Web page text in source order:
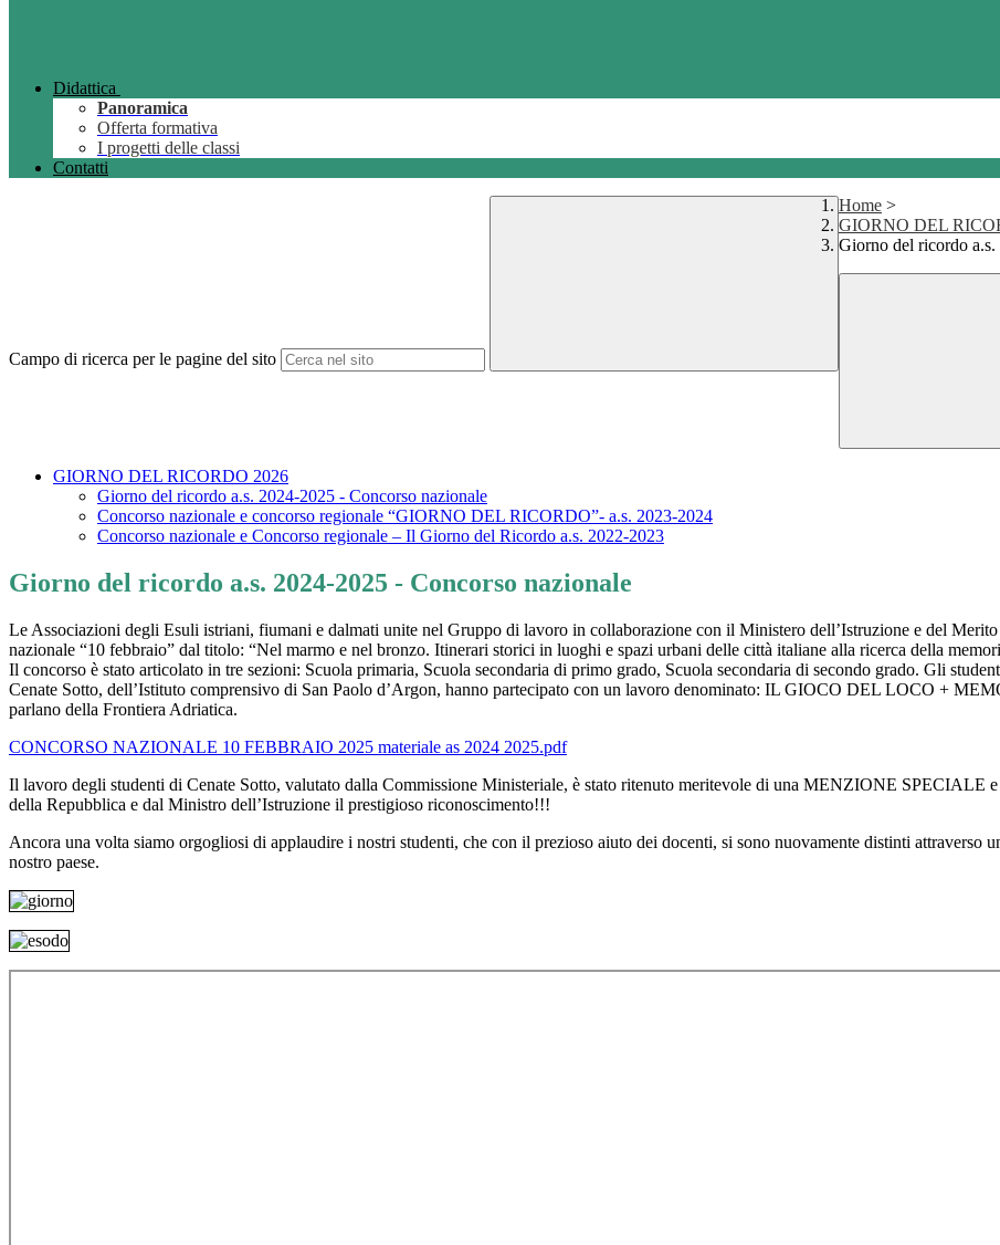
Didattica
Panoramica
Offerta formativa
I progetti delle classi
Contatti
Campo di ricerca per le pagine del sito
Home >
GIORNO DEL
Giorno del ricordo
GIORNO DEL RICORDO 2026
Giorno del ricordo a.s. 2024-2025 - Concorso nazionale
Concorso nazionale e concorso regionale “GIORNO DEL RICORDO”- a.s. 2023-2024
Concorso nazionale e Concorso regionale – Il Giorno del Ricordo a.s. 2022-2023
Giorno del ricordo a.s. 2024-2025 - Concorso nazionale
Le Associazioni degli Esuli istriani, fiumani e dalmati unite nel Gruppo di lavoro in collaborazione con il Ministero dell’Istruzione e del
nazionale “10 febbraio” dal titolo: “Nel marmo e nel bronzo. Itinerari storici in luoghi e spazi urbani delle città italiane alla ricerca della
Il concorso è stato articolato in tre sezioni: Scuola primaria, Scuola secondaria di primo grado, Scuola secondaria di secondo grado. Gli
Cenate Sotto, dell’Istituto comprensivo di San Paolo d’Argon, hanno partecipato con un lavoro denominato: IL GIOCO DEL LOCO +
parlano della Frontiera Adriatica.
CONCORSO NAZIONALE 10 FEBBRAIO 2025 materiale as 2024 2025.pdf
Il lavoro degli studenti di Cenate Sotto, valutato dalla Commissione Ministeriale, è stato ritenuto meritevole di una MENZIONE SPECIALE
della Repubblica e dal Ministro dell’Istruzione il prestigioso riconoscimento!!!
Ancora una volta siamo orgogliosi di applaudire i nostri studenti, che con il prezioso aiuto dei docenti, si sono nuovamente distinti attraverso
nostro paese.